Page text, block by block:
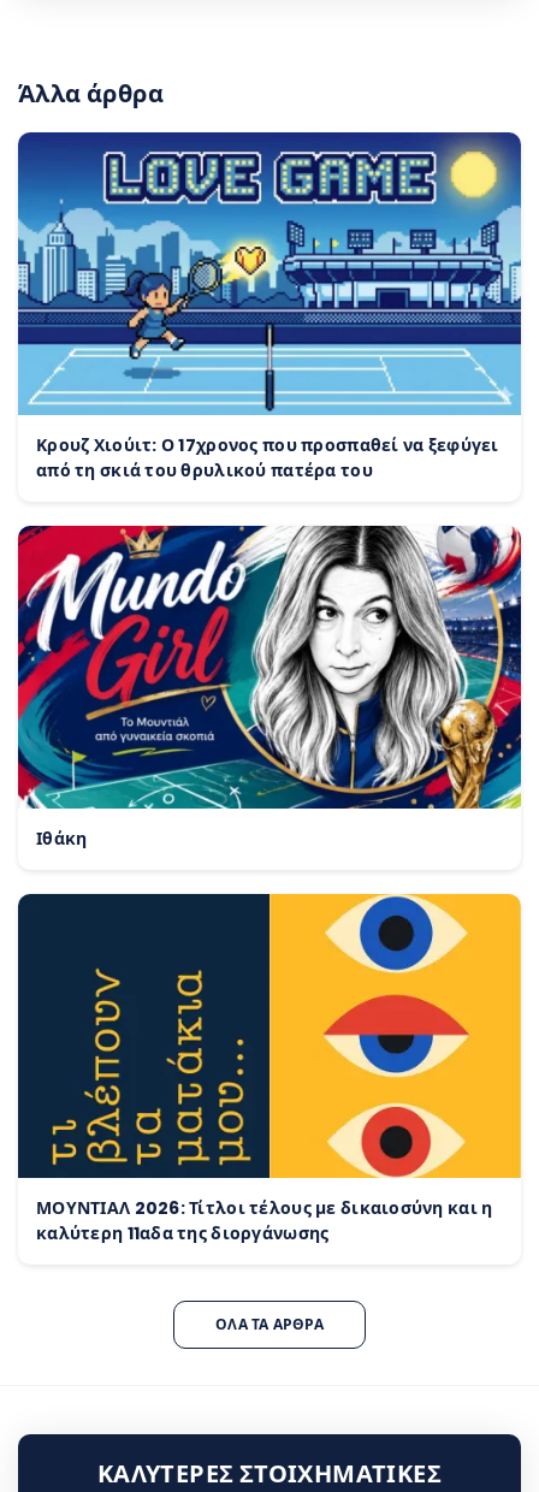
Άλλα άρθρα
Κρουζ Χιούιτ: Ο 17χρονος που προσπαθεί να ξεφύγει
από τη σκιά του θρυλικού πατέρα του
Ιθάκη
ΜΟΥΝΤΙΑΛ 2026: Τίτλοι τέλους με δικαιοσύνη και η
καλύτερη 11αδα της διοργάνωσης
ΌΛΑ ΤΑ ΆΡΘΡΑ
ΚΑΛΎΤΕΡΕΣ ΣΤΟΙΧΗΜΑΤΙΚΈΣ